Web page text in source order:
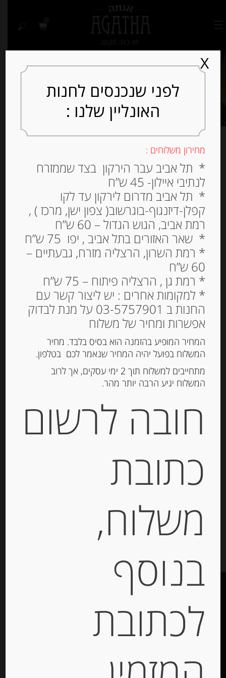
גבינות קשות
למיין לפי פופולריות
Out of
Stock
20% שומן ZAPPALA
14.00
הוספה לסל
תקנון האתר
האתר עוצב ונבנה ע”י –
לפני שנכנסים לחנות
האונליין שלנו :
מחירון משלוחים :
* תל אביב עבר הירקון בצד שממזרח
לנתיבי איילון- 45 ש”ח
* תל אביב מדרום לירקון עד לקו
קפלן-דיזנגוף-בוגרשוב( צפון ישן, מרכז ) ,
רמת אביב, הגוש הגדול – 60 ש”ח
* שאר האזורים בתל אביב , יפו 75 ש”ח
* רמת השרון, הרצליה מזרח, גבעתיים –
60 ש”ח
* רמת גן , הרצליה פיתוח – 75 ש”ח
* למקומות אחרים : יש ליצור קשר עם
החנות ב 03-5757901 על מנת לבדוק
אפשרות ומחיר של משלוח
המחיר המופיע בהזמנה הוא בסיס בלבד. מחיר
המשלוח בפועל יהיה המחיר שנאמר לכם בטלפון.
מתחייבים למשלוח תוך 2 ימי עסקים, אך לרוב
המשלוח יגיע הרבה יותר מהר.
חובה לרשום
כתובת
משלוח,
בנוסף
לכתובת
X